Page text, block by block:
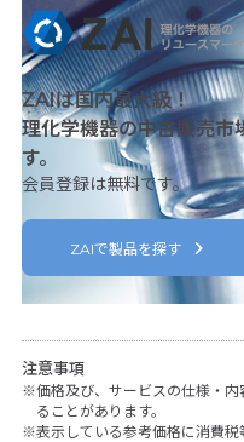
ZAIは国内最大級！
理化学機器の中古販売市
す。
会員登録は無料です。
ZAIで製品を探す
注意事項
価格及び、サービスの仕様・
ることがあります。
表示している参考価格に消費税